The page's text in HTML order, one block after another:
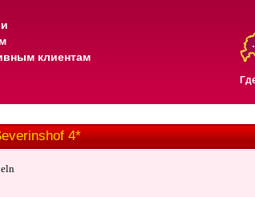
клиентам
4*